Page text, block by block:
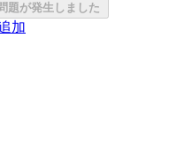
題が発生しました
加